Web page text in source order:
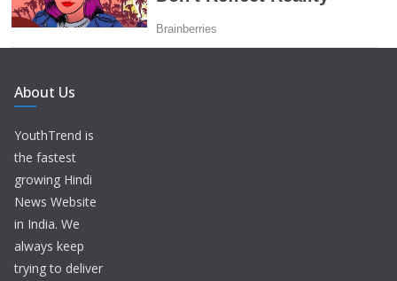
About Us
YouthTrend is
the fastest
growing Hindi
News Website
in India. We
always keep
trying to deliver